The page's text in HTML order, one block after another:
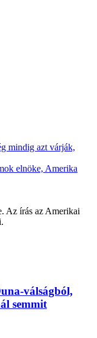
mindig azt várják,
elnöke, Amerika
Az írás az Amerikai
válságból,
semmit